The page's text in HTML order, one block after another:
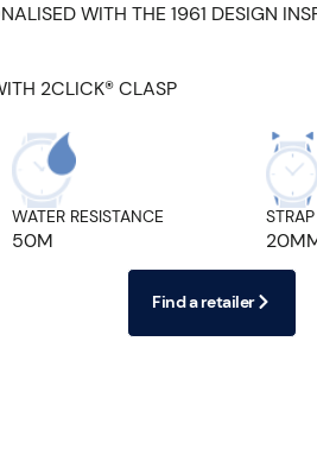
WITH THE 1961 DESIGN
2CLICK® CLASP
WATER RESISTANCE
50M
Find a retailer